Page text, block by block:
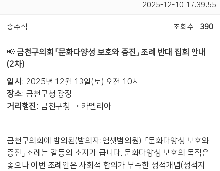
2025-12-10 17:39:55
송주석 조회수 390
📢 금천구의회 「문화다양성 보호와 증진」 조례 반대 집회 안내
(2차)
일시 : 2025년 12월 13일(토) 오전 10시
장소: 금천구청 광장
거리행진: 금천구청 → 카멜리아
금천구의회에 발의된(발의자:엄셋별의원) 「문화다양성 보호와
증진」 조례는 갈등의 소지가 큽니다. 문화다양성 보호의 목적은
좋으나 이번 조례안은 사회적 합의가 부족한 성적개념(성적지